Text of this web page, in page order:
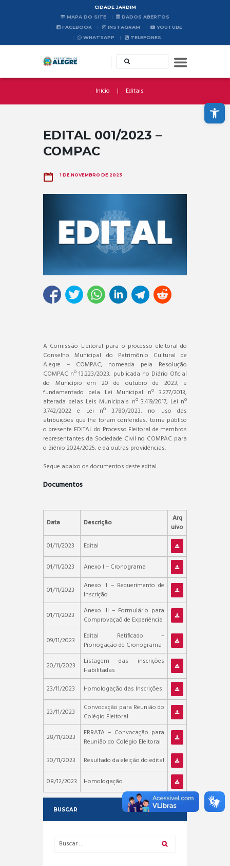
Abrir a barra de ferramentas
CIDADE JARDIM
MAPA DO SITE
DADOS ABERTOS
FACEBOOK
INSTAGRAM
YOUTUBE
WHATSAPP
TELEFONES
Início Editais
EDITAL 001/2023 –
COMPAC
1 DE NOVEMBRO DE 2023
A Comissão Eleitoral para o processo eleitoral do
Conselho Municipal do Patrimônio Cultural de
Alegre – COMPAC, nomeada pela Resolução
COMPAC nº 13.223/2023, publicada no Diário Oficial
do Município em 20 de outubro de 2023, e
fundamentado pela Lei Municipal nº 3.277/2013,
alterada pelas Leis Municipais nº 3.419/2017, Lei nº
3.742/2022 e Lei nº 3.780/2023, no uso das
atribuições que lhe foram conferidas, torna público
o presente EDITAL do Processo Eleitoral de membros
representantes da Sociedade Civil no COMPAC para
o Biênio 2024/2025, e dá outras providências.
Segue abaixo os documentos deste edital.
Documentos
Data Descrição
Arq
uivo
01/11/2023
Edital
01/11/2023 Anexo I – Cronograma
01/11/2023
Anexo II – Requerimento de
Inscrição
01/11/2023
Anexo III – Formulário para
Comprovaçaõ de Experiência
09/11/2023
Edital Retificado –
Prorrogação de Cronograma
20/11/2023
Listagem das inscrições
Habilitadas
23/11/2023
Homologação das Inscrições
23/11/2023
Convocação para Reunião do
Colégio Eleitoral
28/11/2023
ERRATA – Convocação para
Reunião do Colégio Eleitoral
30/11/2023
Resultado da eleição do edital
08/12/2023 Homologação
BUSCAR